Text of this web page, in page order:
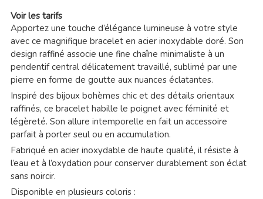
Voir les tarifs
Apportez une touche d’élégance lumineuse à votre style
avec ce magnifique bracelet en acier inoxydable doré. Son
design raffiné associe une fine chaîne minimaliste à un
pendentif central délicatement travaillé, sublimé par une
pierre en forme de goutte aux nuances éclatantes.
Inspiré des bijoux bohèmes chic et des détails orientaux
raffinés, ce bracelet habille le poignet avec féminité et
légèreté. Son allure intemporelle en fait un accessoire
parfait à porter seul ou en accumulation.
Fabriqué en acier inoxydable de haute qualité, il résiste à
l’eau et à l’oxydation pour conserver durablement son éclat
sans noircir.
Disponible en plusieurs coloris :